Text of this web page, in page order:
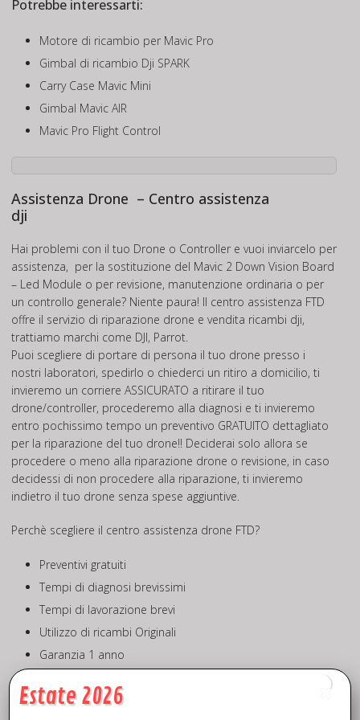
Potrebbe interessarti:
Motore di ricambio per Mavic Pro
Gimbal di ricambio Dji SPARK
Carry Case Mavic Mini
Gimbal Mavic AIR
Mavic Pro Flight Control
Assistenza Drone – Centro assistenza
dji
Hai problemi con il tuo Drone o Controller e vuoi inviarcelo per
assistenza, per la sostituzione del Mavic 2 Down Vision Board
– Led Module o per revisione, manutenzione ordinaria o per
un controllo generale? Niente paura! Il centro assistenza FTD
offre il servizio di riparazione drone e vendita ricambi dji,
trattiamo marchi come DJI, Parrot.
Puoi scegliere di portare di persona il tuo drone presso i
nostri laboratori, spedirlo o chiederci un ritiro a domicilio, ti
invieremo un corriere ASSICURATO a ritirare il tuo
drone/controller, procederemo alla diagnosi e ti invieremo
entro pochissimo tempo un preventivo GRATUITO dettagliato
per la riparazione del tuo drone!! Deciderai solo allora se
procedere o meno alla riparazione drone o revisione, in caso
decidessi di non procedere alla riparazione, ti invieremo
indietro il tuo drone senza spese aggiuntive.
Perchè scegliere il centro assistenza drone FTD?
Preventivi gratuiti
Tempi di diagnosi brevissimi
Tempi di lavorazione brevi
Utilizzo di ricambi Originali
Garanzia 1 anno
Estate 2026